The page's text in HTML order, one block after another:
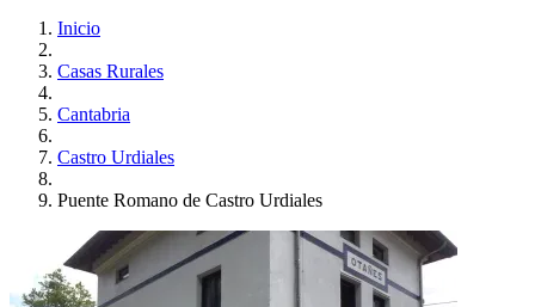
Inicio
Casas Rurales
Cantabria
Castro Urdiales
Puente Romano de Castro Urdiales